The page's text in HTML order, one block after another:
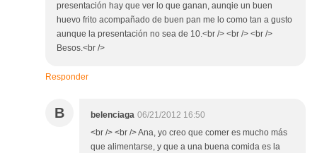
presentación hay que ver lo que ganan, aunqie un buen
huevo frito acompañado de buen pan me lo como tan a gusto
aunque la presentación no sea de 10.<br /> <br /> <br />
Besos.<br />
Responder
B belenciaga 06/21/2012 16:50
<br /> <br /> Ana, yo creo que comer es mucho más
que alimentarse, y que a una buena comida es la